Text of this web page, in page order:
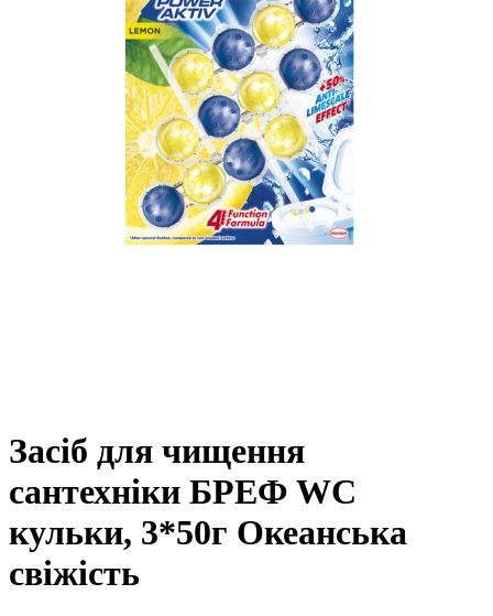
Засіб для чищення
сантехніки БРЕФ WC
кульки, 3*50г Океанська
свіжість